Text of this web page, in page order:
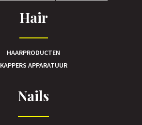
Hair
HAARPRODUCTEN
KAPPERS APPARATUUR
Nails